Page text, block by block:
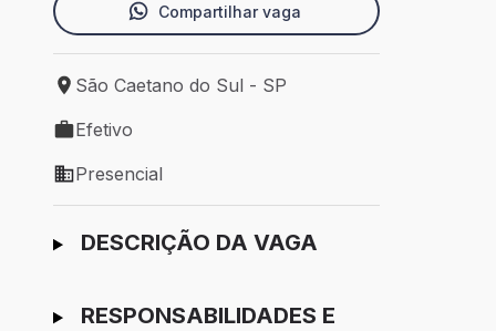
Compartilhar vaga
Local de trabalho: São Caetano do Sul - SP
São Caetano do Sul - SP
Tipo de vaga: Efetivo
Efetivo
Modelo de trabalho: Presencial
Presencial
Ir para candidatura
DESCRIÇÃO DA VAGA
RESPONSABILIDADES E